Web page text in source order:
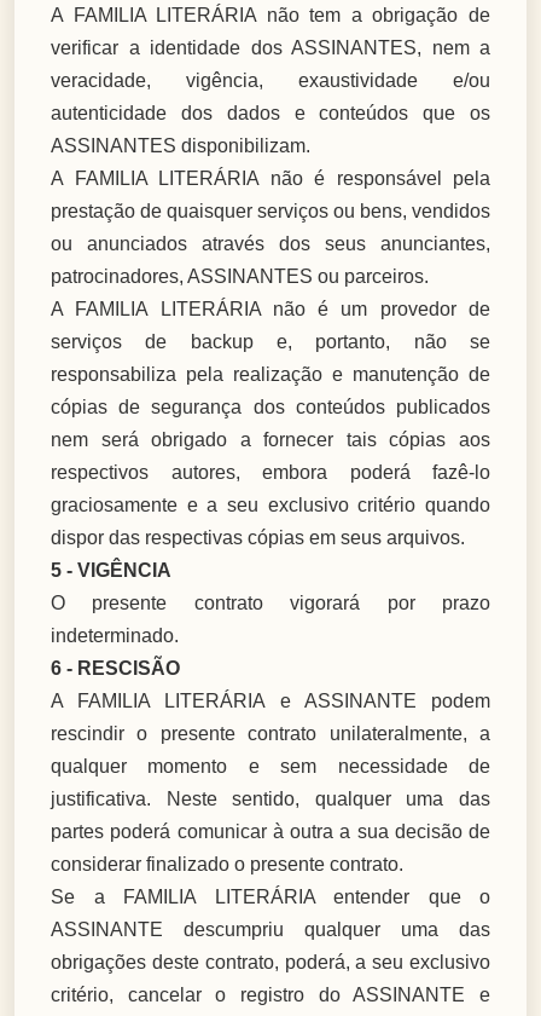
A FAMILIA LITERÁRIA não tem a obrigação de
verificar a identidade dos ASSINANTES, nem a
veracidade, vigência, exaustividade e/ou
autenticidade dos dados e conteúdos que os
ASSINANTES disponibilizam.
A FAMILIA LITERÁRIA não é responsável pela
prestação de quaisquer serviços ou bens, vendidos
ou anunciados através dos seus anunciantes,
patrocinadores, ASSINANTES ou parceiros.
A FAMILIA LITERÁRIA não é um provedor de
serviços de backup e, portanto, não se
responsabiliza pela realização e manutenção de
cópias de segurança dos conteúdos publicados
nem será obrigado a fornecer tais cópias aos
respectivos autores, embora poderá fazê-lo
graciosamente e a seu exclusivo critério quando
dispor das respectivas cópias em seus arquivos.
5 - VIGÊNCIA
O presente contrato vigorará por prazo
indeterminado.
6 - RESCISÃO
A FAMILIA LITERÁRIA e ASSINANTE podem
rescindir o presente contrato unilateralmente, a
qualquer momento e sem necessidade de
justificativa. Neste sentido, qualquer uma das
partes poderá comunicar à outra a sua decisão de
considerar finalizado o presente contrato.
Se a FAMILIA LITERÁRIA entender que o
ASSINANTE descumpriu qualquer uma das
obrigações deste contrato, poderá, a seu exclusivo
critério, cancelar o registro do ASSINANTE e